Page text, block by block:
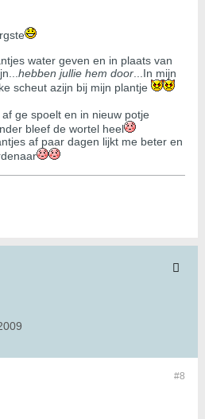
water geven en in plaats van
hebben jullie hem door ...In mijn
scheut azijn bij mijn plantje
ge spoelt en in nieuw potje
bleef de wortel heel
af paar dagen lijkt me beter en
#8